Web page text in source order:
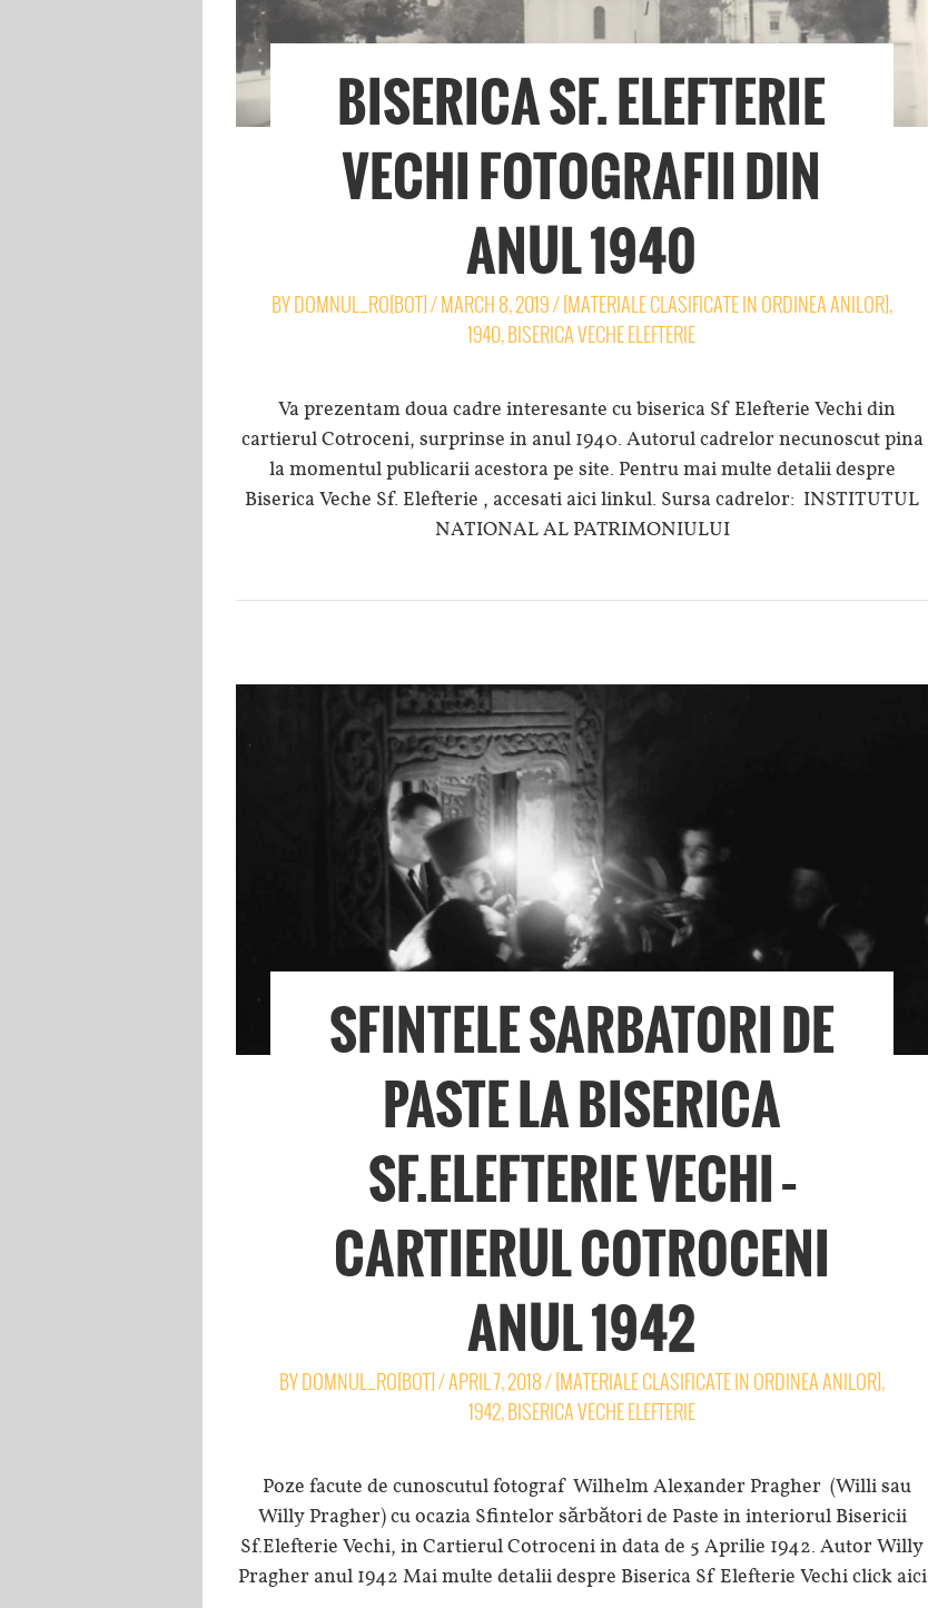
BISERICA SF. ELEFTERIE
VECHI FOTOGRAFII DIN
ANUL 1940
BYDOMNUL_RO[BOT]/MARCH 8, 2019/[MATERIALE CLASIFICATE IN ORDINEA ANILOR],
1940,BISERICA VECHE ELEFTERIE
Va prezentam doua cadre interesante cu biserica Sf Elefterie Vechi din
cartierul Cotroceni, surprinse in anul 1940. Autorul cadrelor necunoscut pina
la momentul publicarii acestora pe site. Pentru mai multe detalii despre
Biserica Veche Sf. Elefterie , accesati aici linkul. Sursa cadrelor: INSTITUTUL
NATIONAL AL PATRIMONIULUI
SFINTELE SARBATORI DE
PASTE LA BISERICA
SF.ELEFTERIE VECHI –
CARTIERUL COTROCENI
ANUL 1942
BYDOMNUL_RO[BOT]/APRIL 7, 2018/[MATERIALE CLASIFICATE IN ORDINEA ANILOR],
1942,BISERICA VECHE ELEFTERIE
Poze facute de cunoscutul fotograf Wilhelm Alexander Pragher (Willi sau
Willy Pragher) cu ocazia Sfintelor sărbători de Paste in interiorul Bisericii
Sf.Elefterie Vechi, in Cartierul Cotroceni in data de 5 Aprilie 1942. Autor Willy
Pragher anul 1942 Mai multe detalii despre Biserica Sf Elefterie Vechi click aici